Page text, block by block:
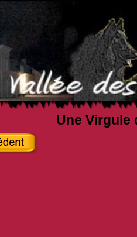
Une Virgule